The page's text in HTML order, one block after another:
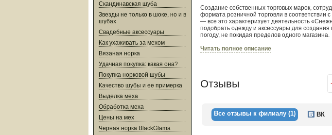
Скандинавская шуба
Звезды не только в шоке, но и в
шубах
Свадебные аксессуары
Как ухаживать за мехом
Вязаная норка
Удачная покупка: какая она?
Покупка норковой шубы
Качество шубы и ее примерка
Выделка меха
Обработка меха
Цены на мех
Черная норка BlackGlama
Создание собственных торговых марок,
формата розничной торговли в
— все это характеризует деятельность
подобрать одежду и аксессуары для
погоду, не покидая пределов одного магазина.
За время работы «Снежная Королева» была
первое место в номинации «Одежда для
награда за создание успешного
первое место в номинации «Одежда» в
Читать полное описание
Отзывы
Все отзывы к филиалу (1) ВК